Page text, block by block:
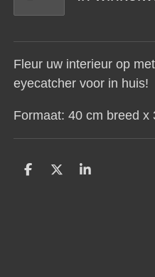
Fleur uw interieur op
eyecatcher voor in huis!
Formaat: 40 cm breed x
D
D
S